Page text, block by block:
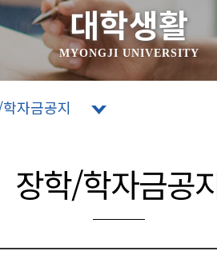
대학생활
MYONGJI UNIVERSITY
자금공지
장학/학자금공